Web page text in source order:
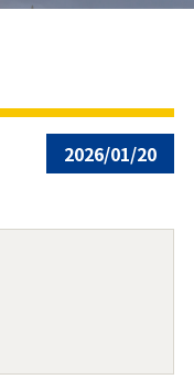
2026/01/20